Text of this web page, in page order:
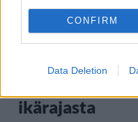
CONFIRM
Data Deletion
UUTISET
Leskeneläke
ikärajasta